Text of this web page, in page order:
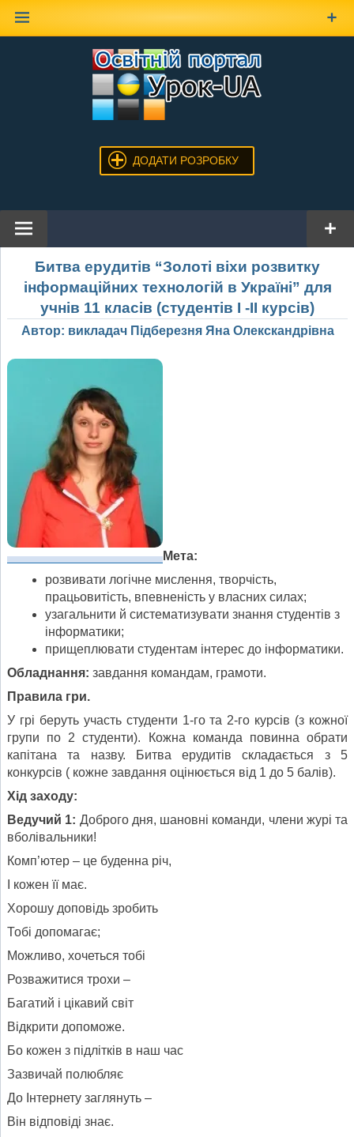
ДОДАТИ РОЗРОБКУ
Битва ерудитів “Золоті віхи розвитку
інформаційних технологій в Україні” для
учнів 11 класів (студентів І -ІІ курсів)
Автор: викладач Підберезня Яна Олекскандрівна
Мета:
розвивати логічне мислення, творчість,
працьовитість, впевненість у власних силах;
узагальнити й систематизувати знання студентів з
інформатики;
прищеплювати студентам інтерес до інформатики.
Обладнання: завдання командам, грамоти.
Правила гри.
У грі беруть участь студенти 1-го та 2-го курсів (з кожної
групи по 2 студенти). Кожна команда повинна обрати
капітана та назву. Битва ерудитів складається з 5
конкурсів ( кожне завдання оцінюється від 1 до 5 балів).
Хід заходу:
Ведучий 1: Доброго дня, шановні команди, члени журі та
вболівальники!
Комп’ютер – це буденна річ,
І кожен її має.
Хорошу доповідь зробить
Тобі допомагає;
Можливо, хочеться тобі
Розважитися трохи –
Багатий і цікавий світ
Відкрити допоможе.
Бо кожен з підлітків в наш час
Зазвичай полюбляє
До Інтернету заглянуть –
Він відповіді знає.